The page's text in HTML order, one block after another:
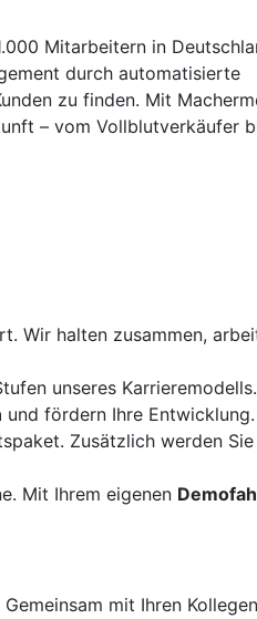
Mitarbeitern in
durch automatisierte
zu finden. Mit
– vom Vollblutverkäufer
Wir halten zusammen,
unseres
und fördern Ihre Entwicklung.
Zusätzlich werden
Mit Ihrem eigenen
Gemeinsam mit Ihren